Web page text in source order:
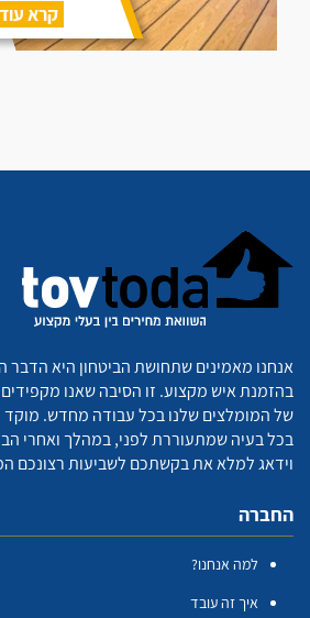
קרא עוד
אנחנו מאמינים שתחושת הביטחון היא הדבר
בהזמנת איש מקצוע. זו הסיבה שאנו
של המומלצים שלנו בכל עבודה מחדש. מוקד
בכל בעיה שמתעוררת לפני, במהלך ואחרי
וידאג למלא את בקשתכם לשביעות רצונכם
החברה
למה אנחנו?
איך זה עובד